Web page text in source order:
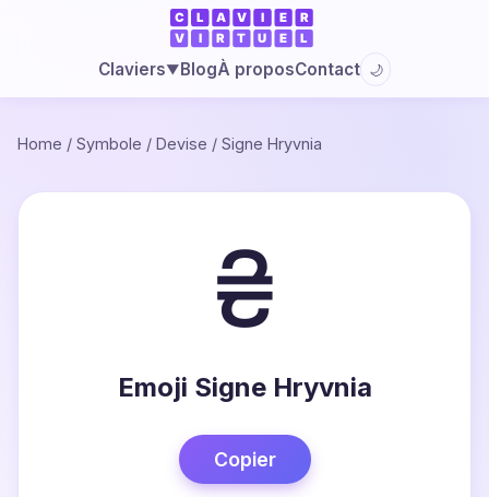
Claviers▼BlogÀ proposContact 🌙
Home / Symbole / Devise / Signe Hryvnia
₴
Emoji Signe Hryvnia
Copier